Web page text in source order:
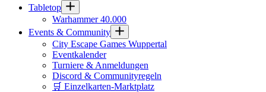
Tabletop
Warhammer 40.000
Events & Community
City Escape Games Wuppertal
Eventkalender
Turniere & Anmeldungen
Discord & Communityregeln
🛒 Einzelkarten-Marktplatz